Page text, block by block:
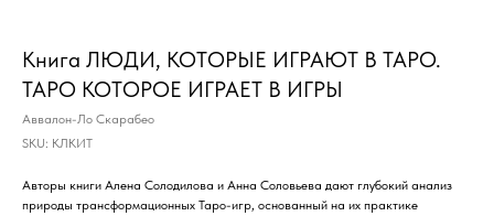
Книга ЛЮДИ, КОТОРЫЕ ИГРАЮТ В ТАРО.
ТАРО КОТОРОЕ ИГРАЕТ В ИГРЫ
Аввалон-Ло Скарабео
SKU: КЛКИТ
Авторы книги Алена Солодилова и Анна Соловьева дают глубокий анализ
природы трансформационных Таро-игр, основанный на их практике